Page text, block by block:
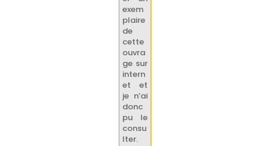
exem
plaire
de
cette
ouvra
ge sur
intern
et et
je n’ai
donc
pu le
consu
lter.